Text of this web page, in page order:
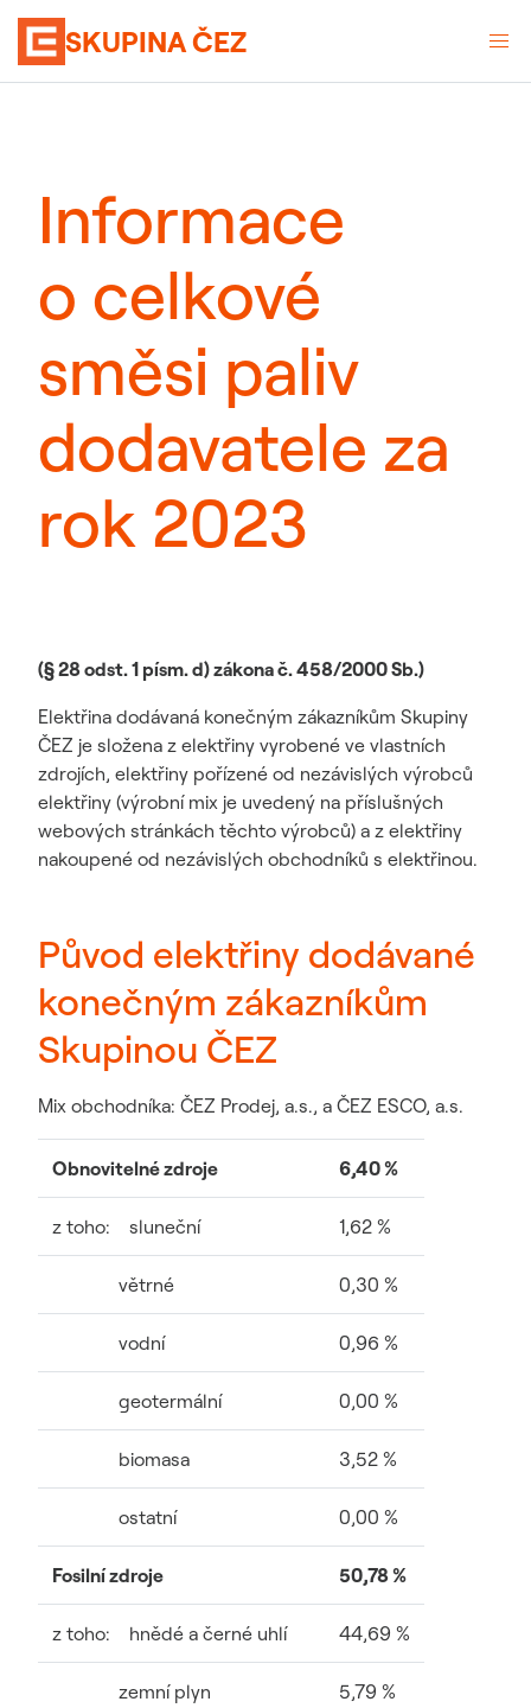
SKUPINA ČEZ
Informace
o celkové
směsi paliv
dodavatele za
rok 2023
(§ 28 odst. 1 písm. d) zákona č. 458/2000 Sb.)
Elektřina dodávaná konečným zákazníkům Skupiny
ČEZ je složena z elektřiny vyrobené ve vlastních
zdrojích, elektřiny pořízené od nezávislých výrobců
elektřiny (výrobní mix je uvedený na příslušných
webových stránkách těchto výrobců) a z elektřiny
nakoupené od nezávislých obchodníků s elektřinou.
Původ elektřiny dodávané
konečným zákazníkům
Skupinou ČEZ
Mix obchodníka: ČEZ Prodej, a.s., a ČEZ ESCO, a.s.
Obnovitelné zdroje 6,40 %
z toho: sluneční 1,62 %
větrné 0,30 %
vodní 0,96 %
geotermální 0,00 %
biomasa 3,52 %
ostatní 0,00 %
Fosilní zdroje 50,78 %
z toho: hnědé a černé uhlí 44,69 %
zemní plyn 5,79 %